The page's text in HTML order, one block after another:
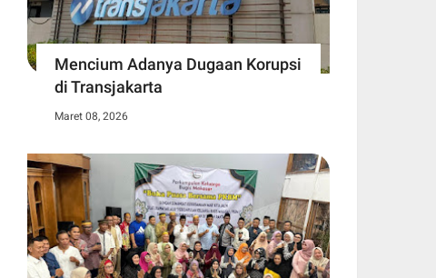
Mencium Adanya Dugaan Korupsi
di Transjakarta
Maret 08, 2026